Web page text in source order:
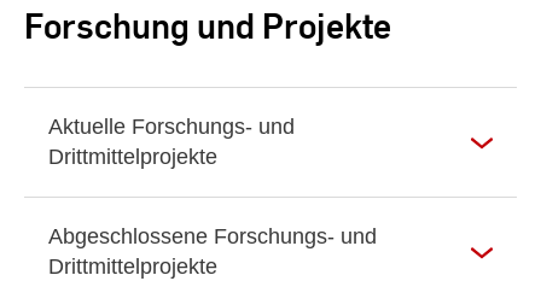
Forschung und Projekte
Aktuelle Forschungs- und
Drittmittelprojekte
Abgeschlossene Forschungs- und
Drittmittelprojekte